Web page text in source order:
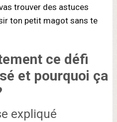
trouver des astuces
ton petit magot sans te
ce défi
et pourquoi ça
expliqué